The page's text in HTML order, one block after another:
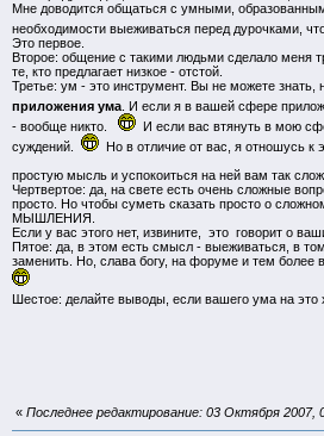
Мне доводится общаться с умными,
необходимости выеживаться перед дурочками,
Это первое.
Второе: общение с такими людьми сделало меня
те, кто предлагает низкое - отстой.
Третье: ум - это инструмент. Вы не можете знать,
приложения ума. И если я в вашей сфере
- вообще никто.
И если вас втянуть в мою
суждений.
Но в отличие от вас, я отношусь к
простую мысль и успокоиться на ней вам так
Чертвертое: да, на свете есть очень сложные
просто. Но чтобы суметь сказать просто о
МЫШЛЕНИЯ.
Если у вас этого нет, извините, это говорит о
Пятое: да, в этом есть смысл - выеживаться, в
заменить. Но, слава богу, на форуме и тем более
Шестое: делайте выводы, если вашего ума на это
« Последнее редактирование: 03 Октября 2007,